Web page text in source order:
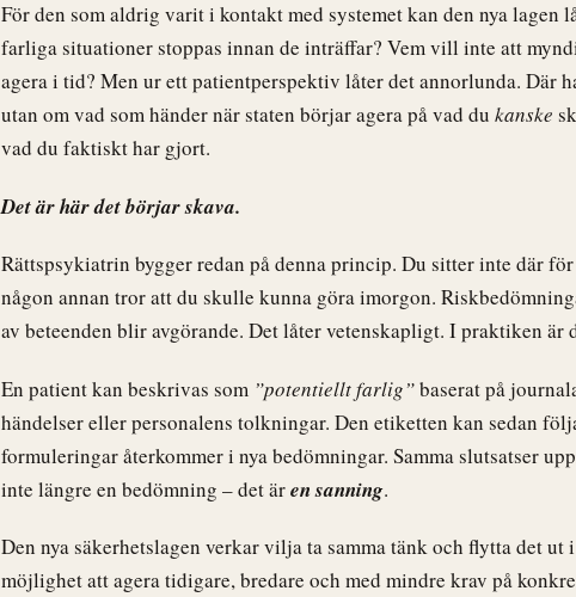
För den som aldrig varit i kontakt med systemet kan den nya
farliga situationer stoppas innan de inträffar? Vem vill inte att
agera i tid? Men ur ett patientperspektiv låter det annorlunda. Där
utan om vad som händer när staten börjar agera på vad du kanske
vad du faktiskt har gjort.
Det är här det börjar skava.
Rättspsykiatrin bygger redan på denna princip. Du sitter inte där
någon annan tror att du skulle kunna göra imorgon.
av beteenden blir avgörande. Det låter vetenskapligt. I praktiken är
En patient kan beskrivas som ”potentiellt farlig”baserat på
händelser eller personalens tolkningar. Den etiketten kan sedan
formuleringar återkommer i nya bedömningar. Samma slutsatser
inte längre en bedömning – det ären sanning.
Den nya säkerhetslagen verkar vilja ta samma tänk och flytta det ut
möjlighet att agera tidigare, bredare och med mindre krav på